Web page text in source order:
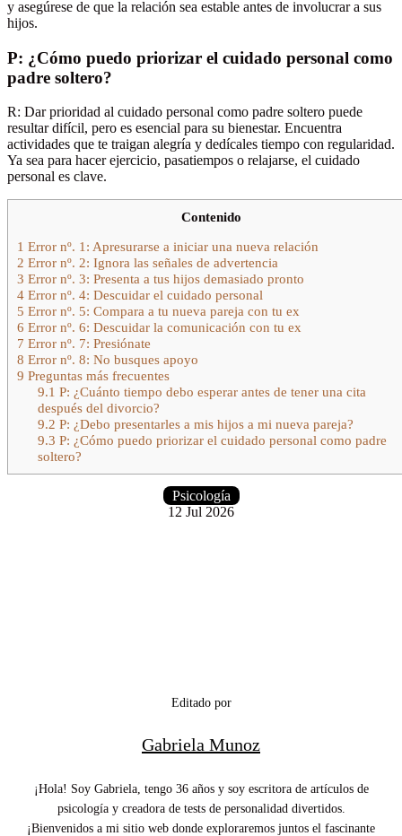
y asegúrese de que la relación sea estable antes de involucrar a sus
hijos.
P: ¿Cómo puedo priorizar el cuidado personal como
padre soltero?
R: Dar prioridad al cuidado personal como padre soltero puede
resultar difícil, pero es esencial para su bienestar. Encuentra
actividades que te traigan alegría y dedícales tiempo con regularidad.
Ya sea para hacer ejercicio, pasatiempos o relajarse, el cuidado
personal es clave.
Contenido
1 Error nº. 1: Apresurarse a iniciar una nueva relación
2 Error nº. 2: Ignora las señales de advertencia
3 Error nº. 3: Presenta a tus hijos demasiado pronto
4 Error nº. 4: Descuidar el cuidado personal
5 Error nº. 5: Compara a tu nueva pareja con tu ex
6 Error nº. 6: Descuidar la comunicación con tu ex
7 Error nº. 7: Presiónate
8 Error nº. 8: No busques apoyo
9 Preguntas más frecuentes
9.1 P: ¿Cuánto tiempo debo esperar antes de tener una cita
después del divorcio?
9.2 P: ¿Debo presentarles a mis hijos a mi nueva pareja?
9.3 P: ¿Cómo puedo priorizar el cuidado personal como padre
soltero?
Psicología
12 Jul 2026
Editado por
Gabriela Munoz
¡Hola! Soy Gabriela, tengo 36 años y soy escritora de artículos de
psicología y creadora de tests de personalidad divertidos.
¡Bienvenidos a mi sitio web donde exploraremos juntos el fascinante